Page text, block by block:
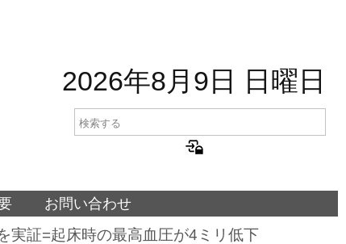
2026年8月9日 日曜日
お問い合わせ
実証=起床時の最高血圧が4ミリ低下